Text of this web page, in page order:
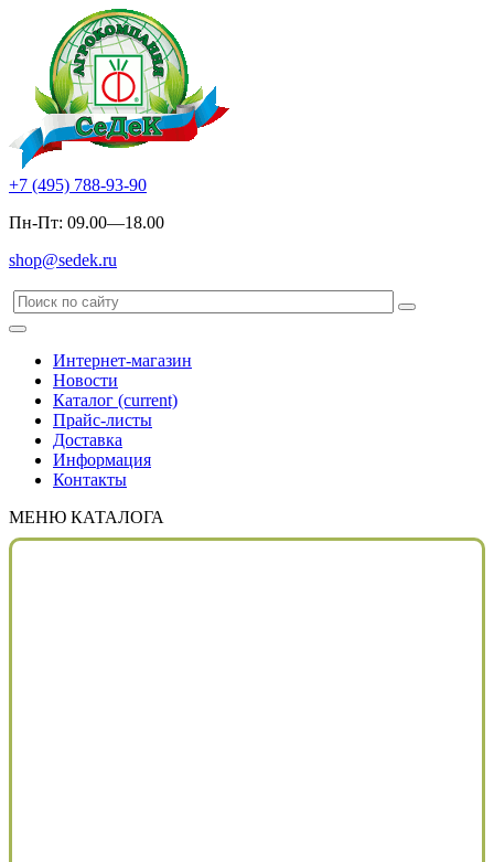
+7 (495) 788-93-90
Пн-Пт: 09.00—18.00
shop@sedek.ru
Интернет-магазин
Новости
Каталог (current)
Прайс-листы
Доставка
Информация
Контакты
МЕНЮ КАТАЛОГА